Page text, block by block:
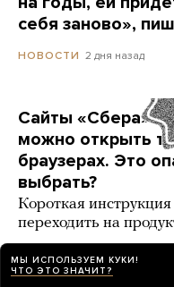
себя заново»,
НОВОСТИ 2 дня назад
Сайты «Сбера» и
можно открыть
браузерах. Это
выбрать?
Короткая инструкция
переходить на
МЫ ИСПОЛЬЗУЕМ КУКИ!
ЧТО ЭТО ЗНАЧИТ?